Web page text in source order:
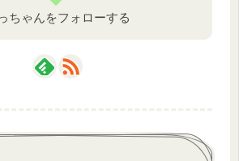
ちゃんをフォローする